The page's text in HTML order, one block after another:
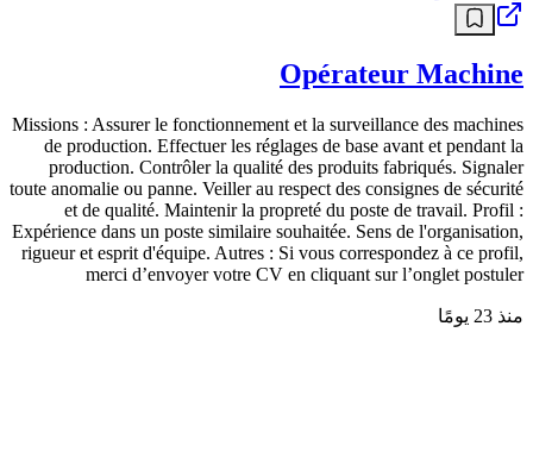
Opérateur Machine
Missions : Assurer le fonctionnement et la surveillance des machines
de production. Effectuer les réglages de base avant et pendant la
production. Contrôler la qualité des produits fabriqués. Signaler
toute anomalie ou panne. Veiller au respect des consignes de sécurité
et de qualité. Maintenir la propreté du poste de travail. Profil :
Expérience dans un poste similaire souhaitée. Sens de l'organisation,
rigueur et esprit d'équipe. Autres : Si vous correspondez à ce profil,
merci d’envoyer votre CV en cliquant sur l’onglet postuler
منذ 23 يومًا